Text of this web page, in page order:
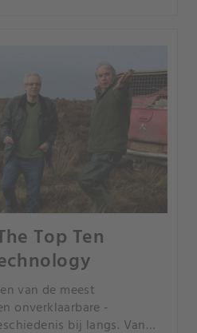
Top Ten
van de meest
onverklaarbare -
bij langs. Van